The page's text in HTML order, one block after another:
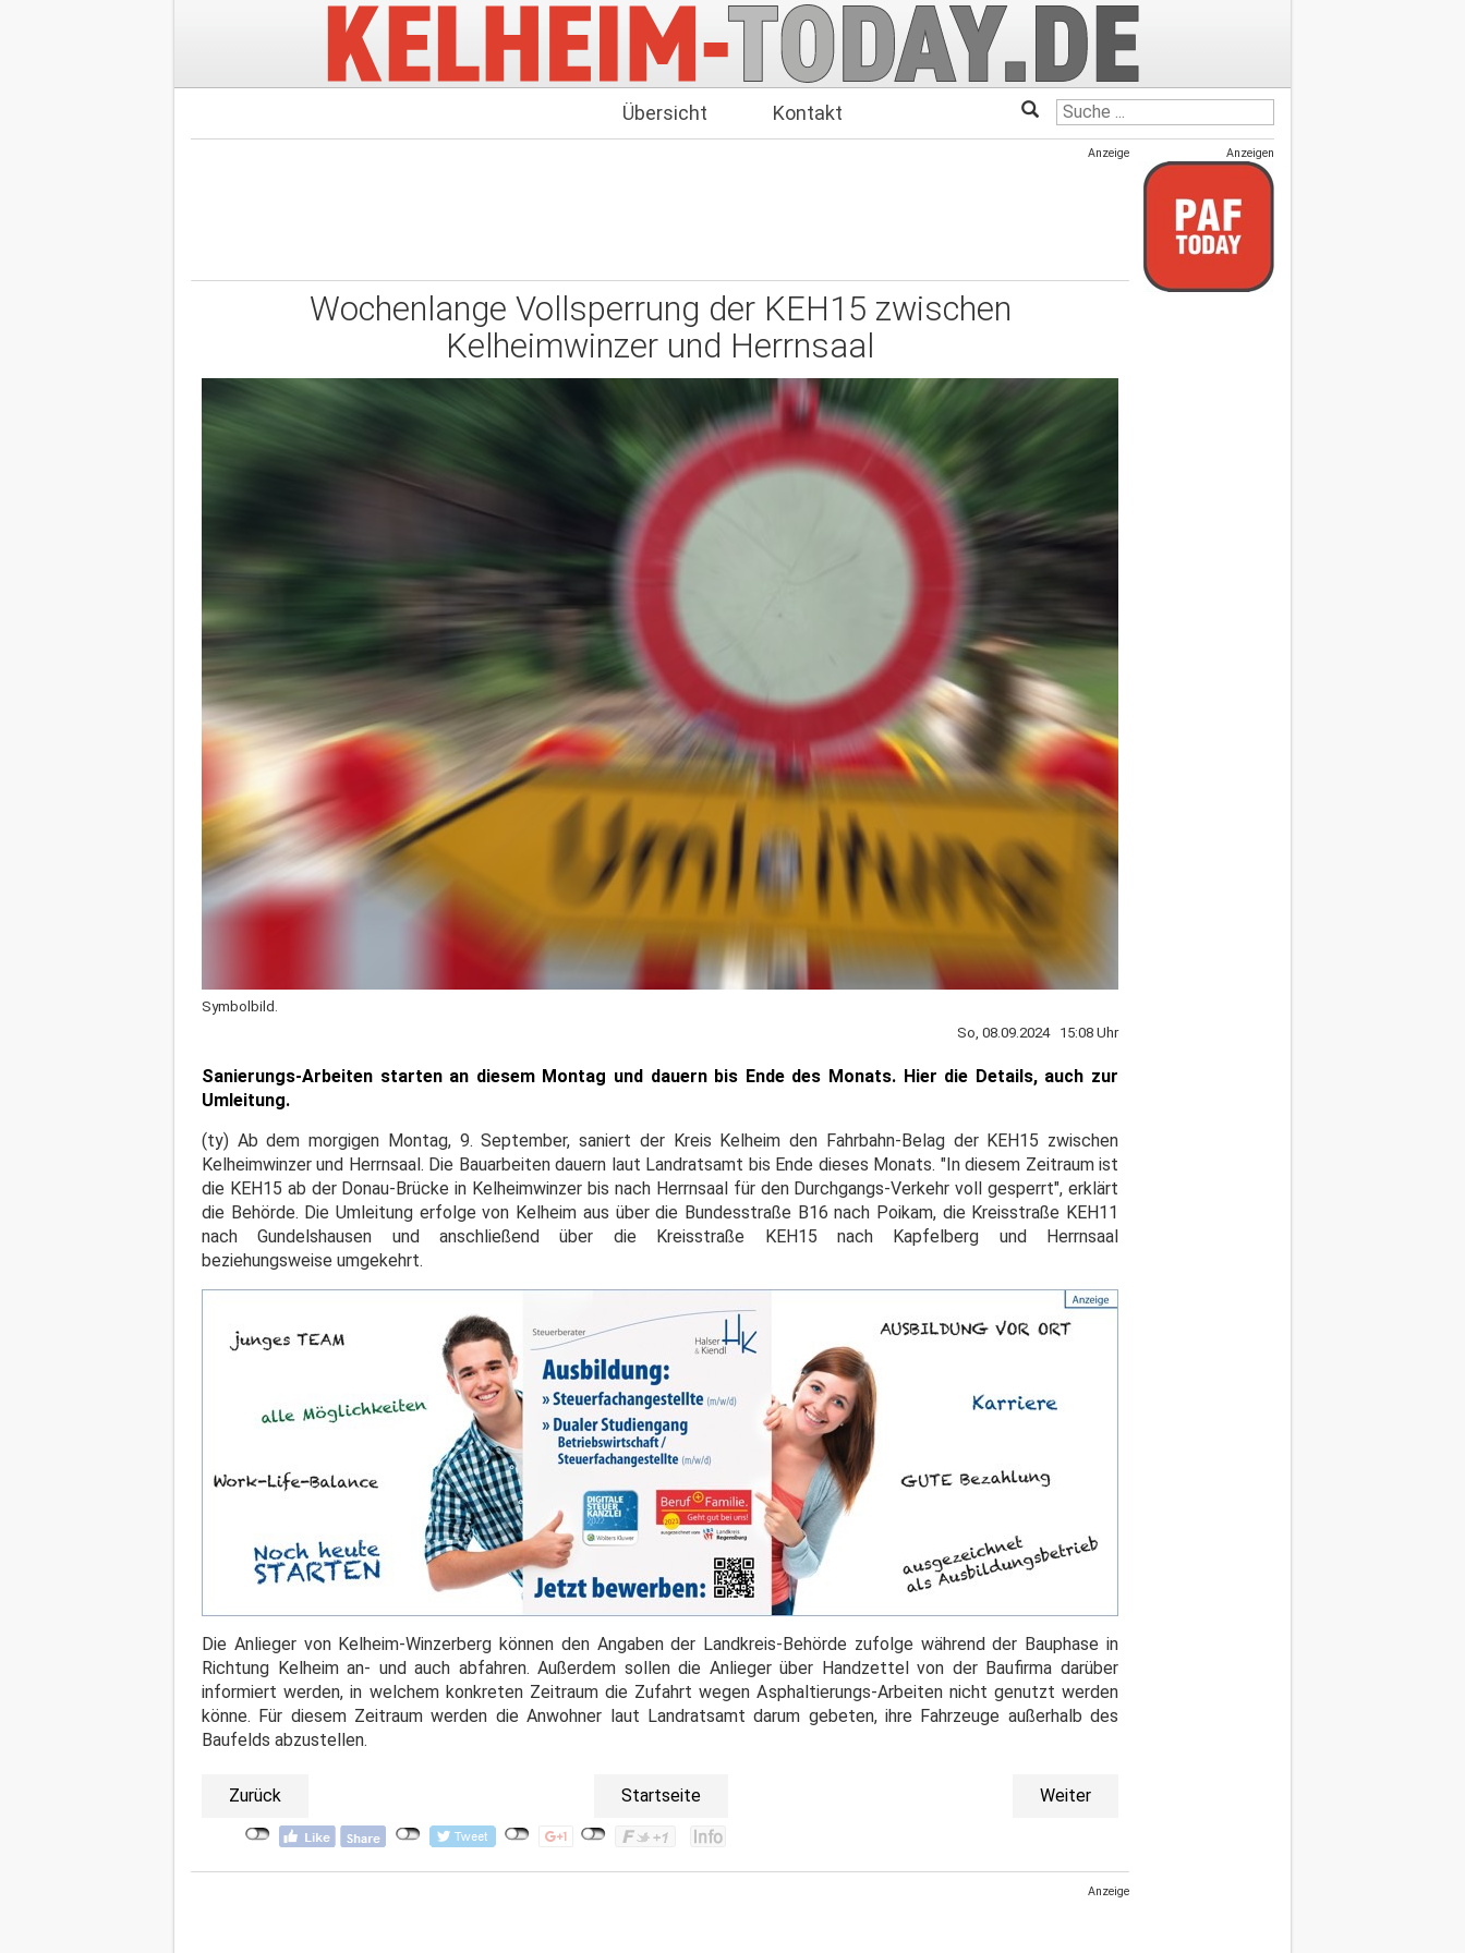
Übersicht Kontakt
Anzeige
Wochenlange Vollsperrung der KEH15 zwischen
Kelheimwinzer und Herrnsaal
Symbolbild.
So, 08.09.2024 15:08 Uhr
Sanierungs-Arbeiten starten an diesem Montag und dauern bis Ende des Monats. Hier die Details, auch zur
Umleitung.
(ty) Ab dem morgigen Montag, 9. September, saniert der Kreis Kelheim den Fahrbahn-Belag der KEH15 zwischen
Kelheimwinzer und Herrnsaal. Die Bauarbeiten dauern laut Landratsamt bis Ende dieses Monats. "In diesem Zeitraum ist
die KEH15 ab der Donau-Brücke in Kelheimwinzer bis nach Herrnsaal für den Durchgangs-Verkehr voll gesperrt", erklärt
die Behörde. Die Umleitung erfolge von Kelheim aus über die Bundesstraße B16 nach Poikam, die Kreisstraße KEH11
nach Gundelshausen und anschließend über die Kreisstraße KEH15 nach Kapfelberg und Herrnsaal
beziehungsweise umgekehrt.
Die Anlieger von Kelheim-Winzerberg können den Angaben der Landkreis-Behörde zufolge während der Bauphase in
Richtung Kelheim an- und auch abfahren. Außerdem sollen die Anlieger über Handzettel von der Baufirma darüber
informiert werden, in welchem konkreten Zeitraum die Zufahrt wegen Asphaltierungs-Arbeiten nicht genutzt werden
könne. Für diesem Zeitraum werden die Anwohner laut Landratsamt darum gebeten, ihre Fahrzeuge außerhalb des
Baufelds abzustellen.
Zurück Startseite Weiter
Anzeige
Anzeigen